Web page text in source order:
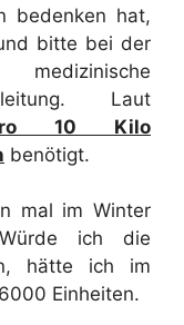
bedenken hat,
bitte bei der
Laut
10 Kilo
benötigt.
mal im Winter
ich die
hätte ich im
Einheiten.